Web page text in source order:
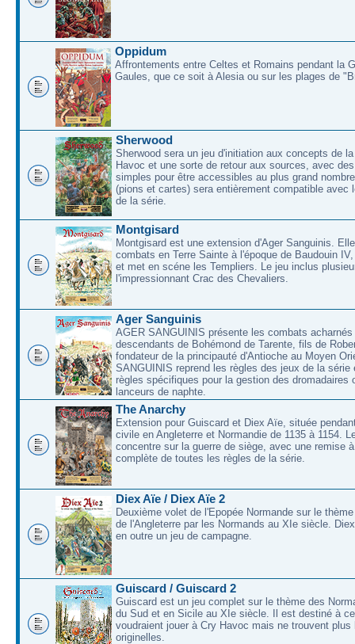
Oppidum
Affrontements entre Celtes et Romains pendant la
Gaules, que ce soit à Alesia ou sur les plages de
Sherwood
Sherwood sera un jeu d'initiation aux concepts de
Havoc et une sorte de retour aux sources, avec
simples pour être accessibles au plus grand
(pions et cartes) sera entièrement compatible avec
de la série.
Montgisard
Montgisard est une extension d'Ager Sanguinis.
combats en Terre Sainte à l'époque de Baudouin
et met en scéne les Templiers. Le jeu inclus
l'impressionnant Crac des Chevaliers.
Ager Sanguinis
AGER SANGUINIS présente les combats acharnés
descendants de Bohémond de Tarente, fils de
fondateur de la principauté d'Antioche au Moyen
SANGUINIS reprend les règles des jeux de la série
règles spécifiques pour la gestion des dromadaires
lanceurs de naphte.
The Anarchy
Extension pour Guiscard et Diex Aïe, située
civile en Angleterre et Normandie de 1135 à 1154.
concentre sur la guerre de siège, avec une remise
complète de toutes les règles de la série.
Diex Aïe / Diex Aïe 2
Deuxième volet de l'Epopée Normande sur le
de l'Angleterre par les Normands au XIe siècle.
en outre un jeu de campagne.
Guiscard / Guiscard 2
Guiscard est un jeu complet sur le thème des
du Sud et en Sicile au XIe siècle. Il est destiné à
voudraient jouer à Cry Havoc mais ne trouvent
originelles.